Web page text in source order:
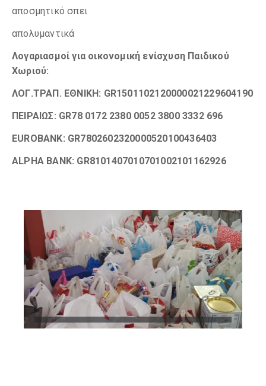
αποσμητικό σπει
απολυμαντικά
Λογαριασμοί για οικονομική ενίσχυση Παιδικού
Χωριού:
ΛΟΓ.ΤΡΑΠ. ΕΘΝΙΚΗ: GR1501102120000021229604190
ΠΕΙΡΑΙΩΣ: GR78 0172 2380 0052 3800 3332 696
EUROBANK: GR7802602320000520100436403
ALPHA BANK: GR8101407010701002101162926